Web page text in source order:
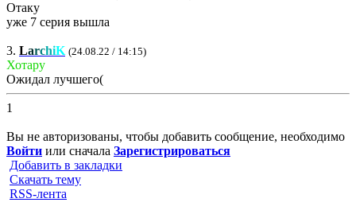
Отаку
уже 7 серия вышла
3. LarchiK (24.08.22 / 14:15)
Хотару
Ожидал лучшего(
1
Вы не авторизованы, чтобы добавить сообщение, необходимо
Войти или сначала Зарегистрироваться
Добавить в закладки
Скачать тему
RSS-лента